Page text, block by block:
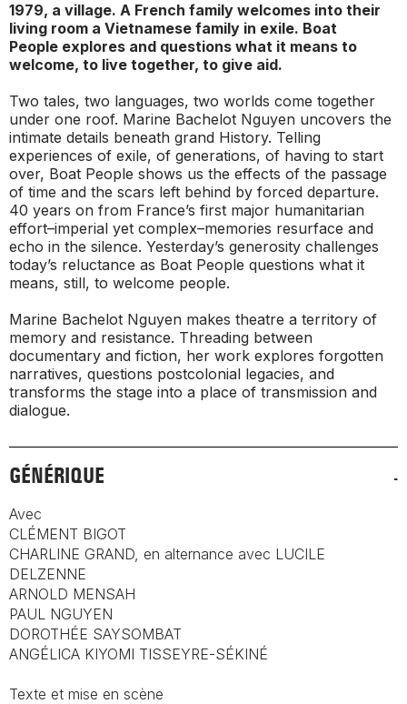
1979, a village. A French family welcomes into their
living room a Vietnamese family in exile. Boat
People explores and questions what it means to
welcome, to live together, to give aid.
Two tales, two languages, two worlds come together
under one roof. Marine Bachelot Nguyen uncovers the
intimate details beneath grand History. Telling
experiences of exile, of generations, of having to start
over, Boat People shows us the effects of the passage
of time and the scars left behind by forced departure.
40 years on from France’s first major humanitarian
effort–imperial yet complex–memories resurface and
echo in the silence. Yesterday’s generosity challenges
today’s reluctance as Boat People questions what it
means, still, to welcome people.
Marine Bachelot Nguyen makes theatre a territory of
memory and resistance. Threading between
documentary and fiction, her work explores forgotten
narratives, questions postcolonial legacies, and
transforms the stage into a place of transmission and
dialogue.
GÉNÉRIQUE
Avec
CLÉMENT BIGOT
CHARLINE GRAND, en alternance avec LUCILE
DELZENNE
ARNOLD MENSAH
PAUL NGUYEN
DOROTHÉE SAYSOMBAT
ANGÉLICA KIYOMI TISSEYRE-SÉKINÉ
Texte et mise en scène